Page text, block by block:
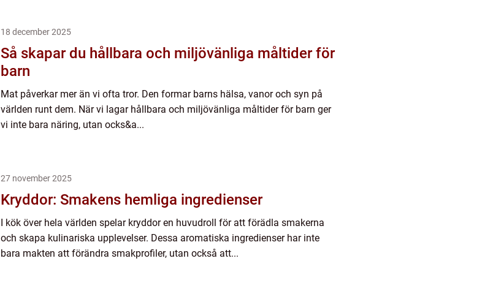
18 december 2025
Så skapar du hållbara och miljövänliga måltider för
barn
Mat påverkar mer än vi ofta tror. Den formar barns hälsa, vanor och syn på
världen runt dem. När vi lagar hållbara och miljövänliga måltider för barn ger
vi inte bara näring, utan ocks&a...
27 november 2025
Kryddor: Smakens hemliga ingredienser
I kök över hela världen spelar kryddor en huvudroll för att förädla smakerna
och skapa kulinariska upplevelser. Dessa aromatiska ingredienser har inte
bara makten att förändra smakprofiler, utan också att...